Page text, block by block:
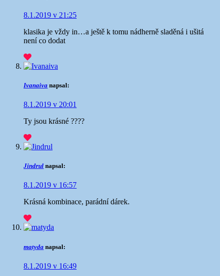
8.1.2019 v 21:25
klasika je vždy in…a ještě k tomu nádherně sladěná i ušitá
není co dodat
Ivanaiva napsal:
8.1.2019 v 20:01
Ty jsou krásné ????
Jindrul napsal:
8.1.2019 v 16:57
Krásná kombinace, parádní dárek.
matyda napsal:
8.1.2019 v 16:49